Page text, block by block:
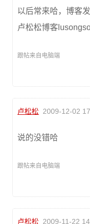
以后常来哈，博客
卢松松博客
跟帖来自电脑端
卢松松 2009-12-02
说的没错哈
跟帖来自电脑端
卢松松 2009-11-22